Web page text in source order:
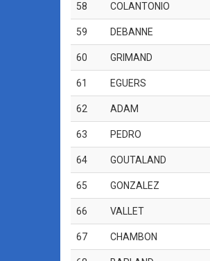
58 COLANTONIO
59 DEBANNE
60 GRIMAND
61 EGUERS
62 ADAM
63 PEDRO
64 GOUTALAND
65 GONZALEZ
66 VALLET
67 CHAMBON